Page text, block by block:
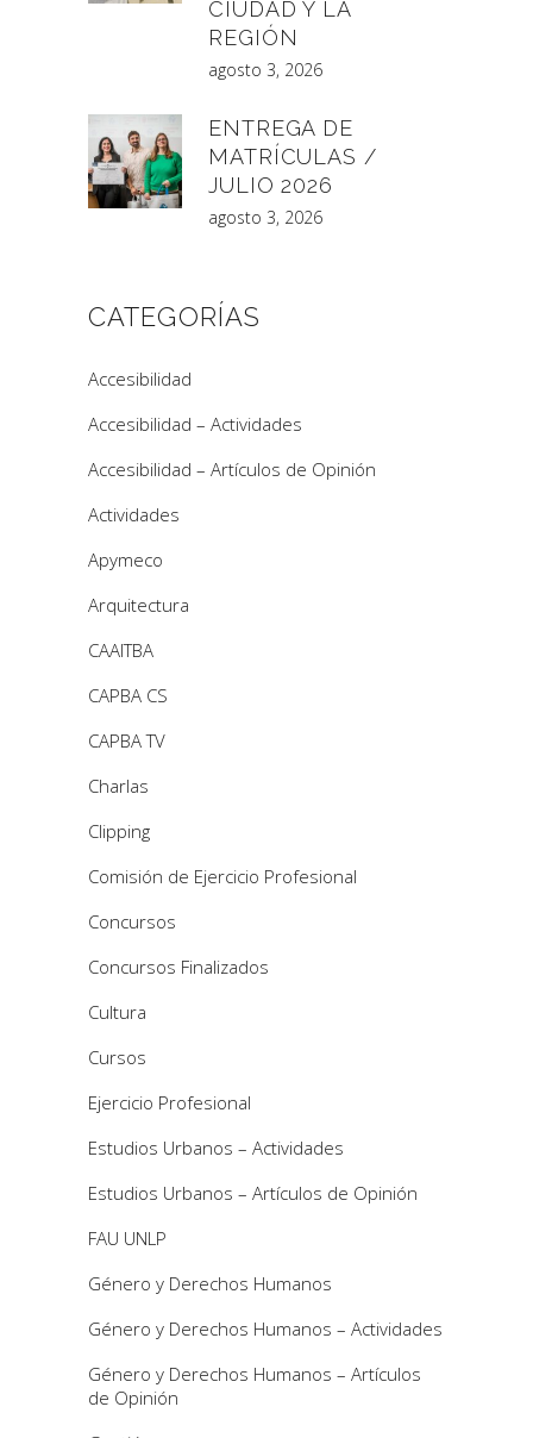
CIUDAD Y LA
REGIÓN
agosto 3, 2026
ENTREGA DE
MATRÍCULAS /
JULIO 2026
agosto 3, 2026
CATEGORÍAS
Accesibilidad
Accesibilidad – Actividades
Accesibilidad – Artículos de Opinión
Actividades
Apymeco
Arquitectura
CAAITBA
CAPBA CS
CAPBA TV
Charlas
Clipping
Comisión de Ejercicio Profesional
Concursos
Concursos Finalizados
Cultura
Cursos
Ejercicio Profesional
Estudios Urbanos – Actividades
Estudios Urbanos – Artículos de Opinión
FAU UNLP
Género y Derechos Humanos
Género y Derechos Humanos – Actividades
Género y Derechos Humanos – Artículos
de Opinión